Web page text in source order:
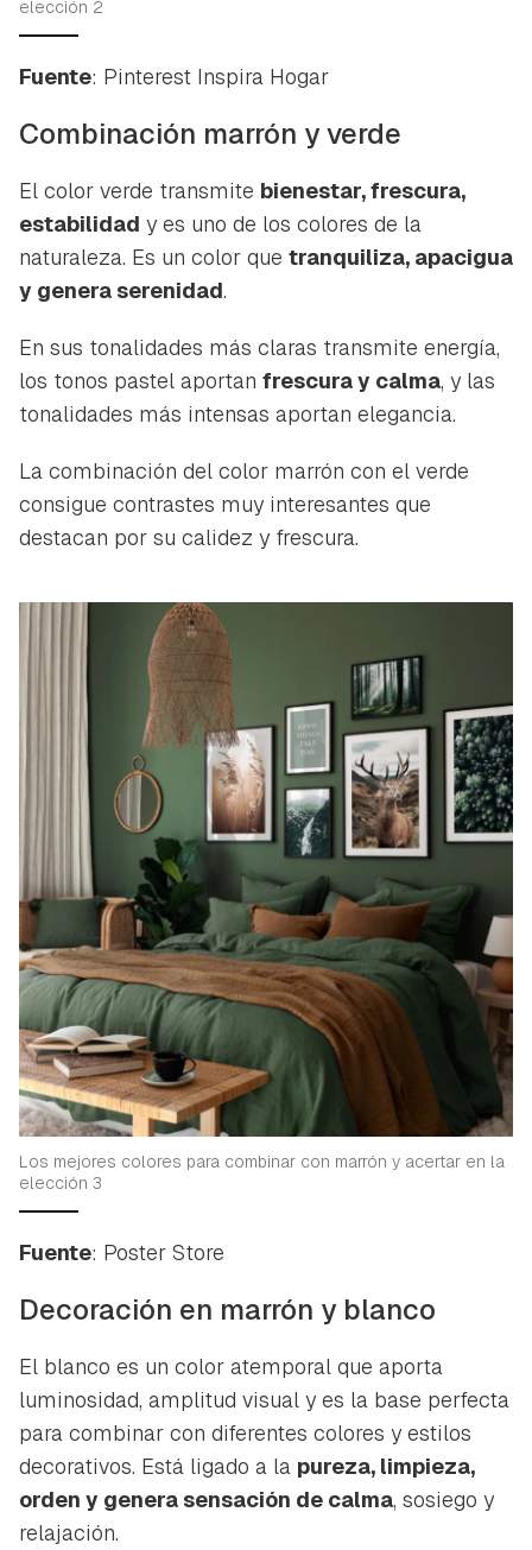
elección 2
Fuente: Pinterest Inspira Hogar
Combinación marrón y verde
El color verde transmite bienestar, frescura,
estabilidad y es uno de los colores de la
naturaleza. Es un color que tranquiliza, apacigua
y genera serenidad.
En sus tonalidades más claras transmite energía,
los tonos pastel aportan frescura y calma, y las
tonalidades más intensas aportan elegancia.
La combinación del color marrón con el verde
consigue contrastes muy interesantes que
destacan por su calidez y frescura.
Los mejores colores para combinar con marrón y acertar en la
elección 3
Fuente: Poster Store
Decoración en marrón y blanco
El blanco es un color atemporal que aporta
luminosidad, amplitud visual y es la base perfecta
para combinar con diferentes colores y estilos
decorativos. Está ligado a la pureza, limpieza,
orden y genera sensación de calma, sosiego y
relajación.